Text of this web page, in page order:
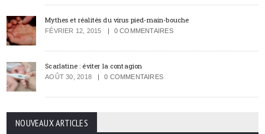
Mythes et réalités du virus pied-main-bouche
FÉVRIER 12, 2015 0 COMMENTAIRES
Scarlatine : éviter la contagion
AOÛT 30, 2018 0 COMMENTAIRES
NOUVEAUX ARTICLES